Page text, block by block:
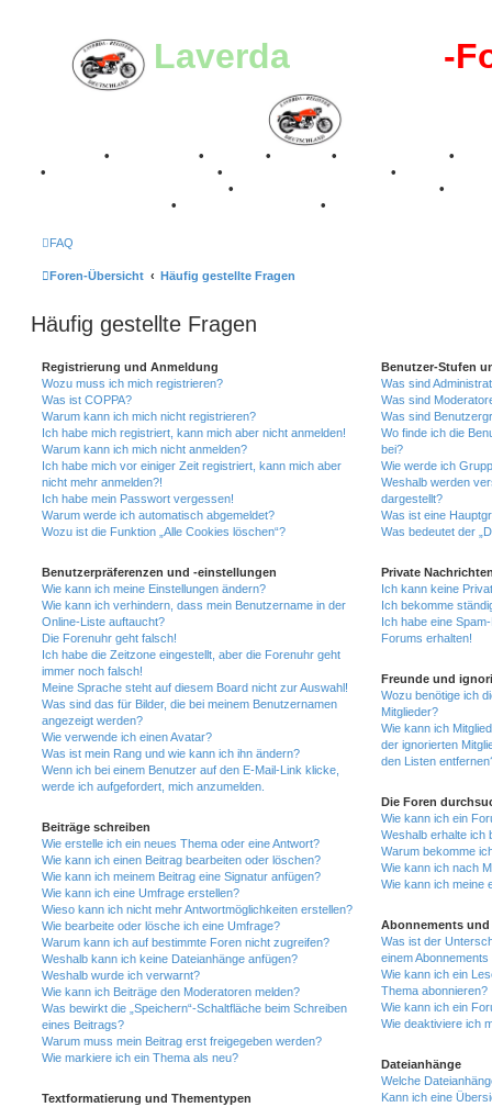
Laverda-Register -
• • • • •
•
•
•
•
•
• •
FAQ
Foren-Übersicht Häufig gestellte Fragen
Häufig gestellte Fragen
Registrierung und Anmeldung
Wozu muss ich mich registrieren?
Was ist COPPA?
Warum kann ich mich nicht registrieren?
Ich habe mich registriert, kann mich aber nicht anmelden!
Warum kann ich mich nicht anmelden?
Ich habe mich vor einiger Zeit registriert, kann mich aber
nicht mehr anmelden?!
Ich habe mein Passwort vergessen!
Warum werde ich automatisch abgemeldet?
Wozu ist die Funktion „Alle Cookies löschen“?
Benutzerpräferenzen und -einstellungen
Wie kann ich meine Einstellungen ändern?
Wie kann ich verhindern, dass mein Benutzername in der
Online-Liste auftaucht?
Die Forenuhr geht falsch!
Ich habe die Zeitzone eingestellt, aber die Forenuhr geht
immer noch falsch!
Meine Sprache steht auf diesem Board nicht zur Auswahl!
Was sind das für Bilder, die bei meinem Benutzernamen
angezeigt werden?
Wie verwende ich einen Avatar?
Was ist mein Rang und wie kann ich ihn ändern?
Wenn ich bei einem Benutzer auf den E-Mail-Link klicke,
werde ich aufgefordert, mich anzumelden.
Beiträge schreiben
Wie erstelle ich ein neues Thema oder eine Antwort?
Wie kann ich einen Beitrag bearbeiten oder löschen?
Wie kann ich meinem Beitrag eine Signatur anfügen?
Wie kann ich eine Umfrage erstellen?
Wieso kann ich nicht mehr Antwortmöglichkeiten erstellen?
Wie bearbeite oder lösche ich eine Umfrage?
Warum kann ich auf bestimmte Foren nicht zugreifen?
Weshalb kann ich keine Dateianhänge anfügen?
Weshalb wurde ich verwarnt?
Wie kann ich Beiträge den Moderatoren melden?
Was bewirkt die „Speichern“-Schaltfläche beim Schreiben
eines Beitrags?
Warum muss mein Beitrag erst freigegeben werden?
Wie markiere ich ein Thema als neu?
Textformatierung und Thementypen
Benutzer-Stufen
Was sind
Was sind
Was sind
Wo finde ich die
bei?
Wie werde ich
Weshalb werden
dargestellt?
Was ist eine
Was bedeutet der
Private
Ich kann keine
Ich bekomme
Ich habe eine
Forums erhalten!
Freunde und
Wozu benötige ich
Mitglieder?
Wie kann ich
der ignorierten
den Listen
Die Foren
Wie kann ich ein
Weshalb erhalte ich
Warum bekomme
Wie kann ich nach
Wie kann ich meine
Abonnements und
Was ist der
einem
Wie kann ich ein
Thema abonnieren?
Wie kann ich ein
Wie deaktiviere ich
Dateianhänge
Welche
Kann ich eine